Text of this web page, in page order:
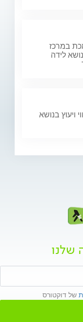
במרכז
לידה
ויעוץ בנושא
שלנו
של דוקטורס